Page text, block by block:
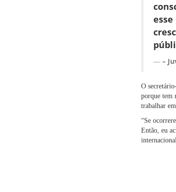
–
O
porque tem
trabalhar
“Se
Então, eu